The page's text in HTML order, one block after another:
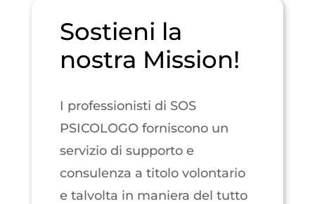
Sostieni la
nostra Mission!
I professionisti di SOS
PSICOLOGO forniscono un
servizio di supporto e
consulenza a titolo volontario
e talvolta in maniera del tutto